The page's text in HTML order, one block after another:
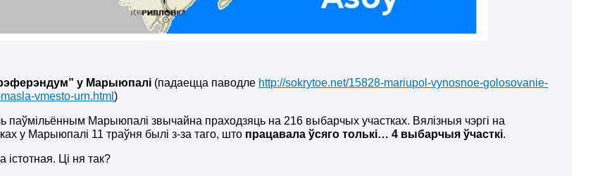
у Марыюпалі (падаецца паводле http://sokrytoe.net/15828-mariupol-vynosnoe-golosovanie-
vmesto-urn.html)
паўмільённым Марыюпалі звычайна праходзяць на 216 выбарчых участках. Вялізныя чэргі на
у Марыюпалі 11 траўня былі з-за таго, што працавала ўсяго толькі… 4 выбарчыя ўчасткі.
істотная. Ці ня так?